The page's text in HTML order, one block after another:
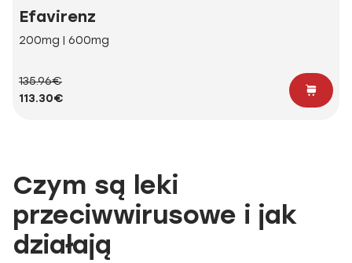
Efavirenz
200mg | 600mg
135.96€
113.30€
Czym są leki
przeciwwirusowe i jak
działają